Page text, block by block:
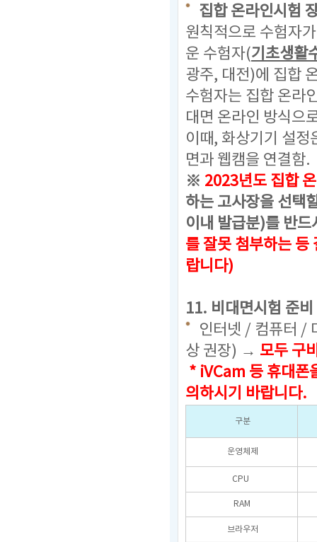
집합 온라인시험
원칙적으로 수험자
운 수험자(기초생활
광주, 대전)에 집합
수험자는 집합 온라
대면 온라인 방식으
이때, 화상기기 설정
면과 웹캠을 연결함.
※ 2023년도 집합
하는 고사장을 선택
이내 발급분)를 반
를 잘못 첨부하는 등
랍니다)
11. 비대면시험 준
인터넷 / 컴퓨터 /
상 권장) → 모두 구
* iVCam 등 휴대폰
의하시기 바랍니다.
구분
운영체제
CPU
RAM
브라우저